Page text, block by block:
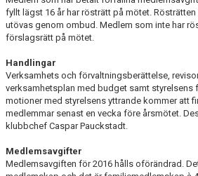
MEDLEMSKAP
SPONSORER
KLUBBMAGASIN
PROVTRÄNING
fyllt lägst 16 år har rösträtt på mötet.
utövas genom ombud. Medlem som inte har
förslagsrätt på mötet.
Handlingar
Verksamhets och förvaltningsberättelse,
verksamhetsplan med budget samt styrelsens
motioner med styrelsens yttrande kommer att
medlemmar senast en vecka före årsmötet.
klubbchef Caspar Pauckstadt.
Medlemsavgifter
Medlemsavgiften för 2016 hålls oförändrad.